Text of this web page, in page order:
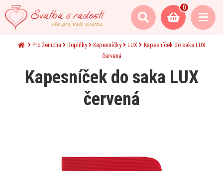
0
Pro ženicha Doplňky Kapesníčky LUX
Kapesníček do saka LUX
červená
Kapesníček do saka LUX
červená